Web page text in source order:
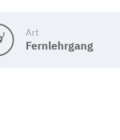
Art
Fernlehrgang